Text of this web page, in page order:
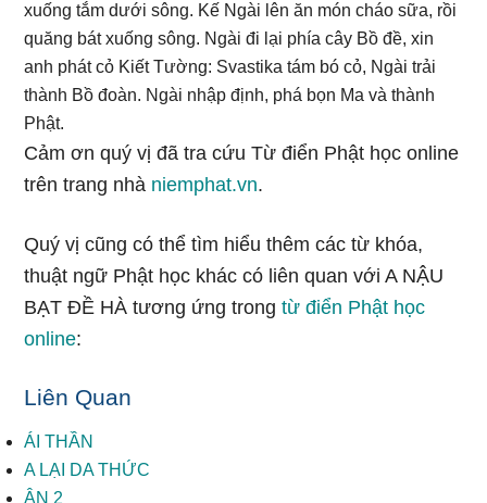
xuống tắm dưới sông. Kế Ngài lên ăn món cháo sữa, rồi
quăng bát xuống sông. Ngài đi lại phía cây Bồ đề, xin
anh phát cỏ Kiết Tường: Svastika tám bó cỏ, Ngài trải
thành Bồ đoàn. Ngài nhập định, phá bọn Ma và thành
Phật.
Cảm ơn quý vị đã tra cứu Từ điển Phật học online
trên trang nhà niemphat.vn.
Quý vị cũng có thể tìm hiểu thêm các từ khóa,
thuật ngữ Phật học khác có liên quan với A NẬU
BẠT ĐỀ HÀ tương ứng trongtừ điển Phật học
online:
Liên Quan
ÁI THẦN
A LẠI DA THỨC
ÂN 2